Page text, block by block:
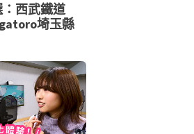
西武鐵道
埼玉縣